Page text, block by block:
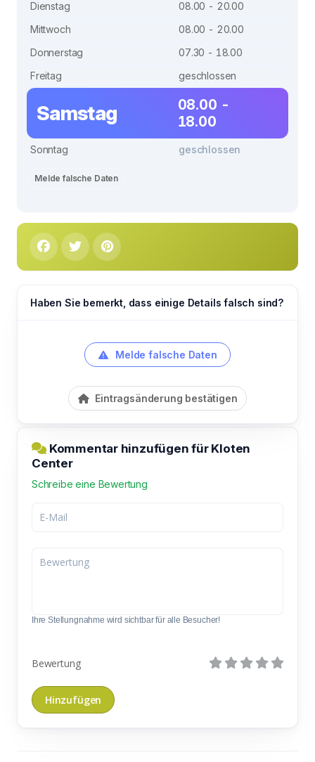
Dienstag
08.00 - 20.00
Mittwoch
08.00 - 20.00
Donnerstag
07.30 - 18.00
Freitag
geschlossen
Samstag
08.00 -
18.00
Sonntag geschlossen
Melde falsche Daten
Haben Sie bemerkt, dass einige Details falsch sind?
Melde falsche Daten
Eintragsänderung bestätigen
Kommentar hinzufügen für Kloten
Center
Schreibe eine Bewertung
Ihre Stellungnahme wird sichtbar für alle Besucher!
Bewertung